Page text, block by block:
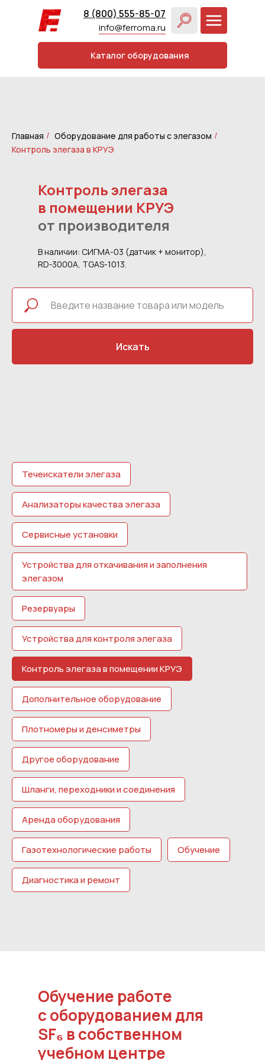
8 (800) 555-85-07
info@ferroma.ru
Каталог оборудования
Главная / Оборудование для работы с элегазом /
Контроль элегаза в КРУЭ
Контроль элегаза
в помещении КРУЭ
от производителя
В наличии: СИГМА-03 (датчик + монитор),
RD-3000А, TGAS-1013.
Искать
Течеискатели элегаза
Анализаторы качества элегаза
Сервисные установки
Устройства для откачивания и заполнения
элегазом
Резервуары
Устройства для контроля элегаза
Контроль элегаза в помещении КРУЭ
Дополнительное оборудование
Плотномеры и денсиметры
Другое оборудование
Шланги, переходники и соединения
Аренда оборудования
Газотехнологические работы Обучение
Диагностика и ремонт
Обучение работе
с оборудованием для
SF₆ в собственном
учебном центре